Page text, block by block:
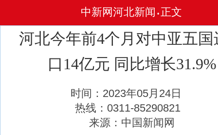
中新网河北新闻 • 正文
河北今年前4个月对中亚五国
口14亿元 同比增长31.9%
时间：2023年05月24日
热线：0311-85290821
来源：中国新闻网